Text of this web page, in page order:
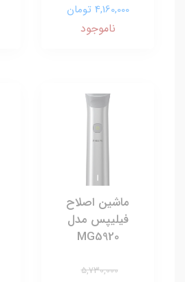
4,160,000 تومان
ناموجود
ماشین اصلاح
فیلیپس مدل
MG5920
5,730,000